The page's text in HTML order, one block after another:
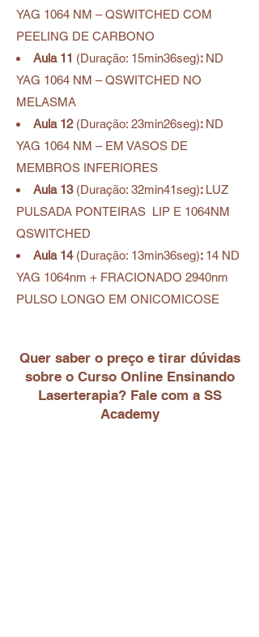
YAG 1064 NM – QSWITCHED COM
PEELING DE CARBONO
Aula 11 (Duração: 15min36seg): ND
YAG 1064 NM – QSWITCHED NO
MELASMA
Aula 12 (Duração: 23min26seg): ND
YAG 1064 NM – EM VASOS DE
MEMBROS INFERIORES
Aula 13 (Duração: 32min41seg): LUZ
PULSADA PONTEIRAS LIP E 1064NM
QSWITCHED
Aula 14 (Duração: 13min36seg): 14 ND
YAG 1064nm + FRACIONADO 2940nm
PULSO LONGO EM ONICOMICOSE
Quer saber o preço e tirar dúvidas
sobre o Curso Online Ensinando
Laserterapia? Fale com a SS
Academy